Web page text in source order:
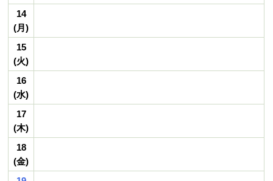
14
(月)
15
(火)
16
(水)
17
(木)
18
(金)